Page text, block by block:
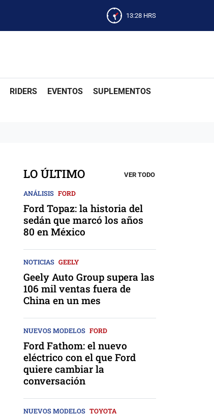
13:28 HRS
RIDERS EVENTOS SUPLEMENTOS
LO ÚLTIMO VER TODO
ANÁLISIS FORD
Ford Topaz: la historia del
sedán que marcó los años
80 en México
NOTICIAS GEELY
Geely Auto Group supera las
106 mil ventas fuera de
China en un mes
NUEVOS MODELOS FORD
Ford Fathom: el nuevo
eléctrico con el que Ford
quiere cambiar la
conversación
NUEVOS MODELOS TOYOTA